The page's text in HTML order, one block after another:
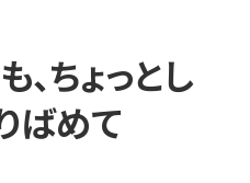
ちょっとし
ばめて